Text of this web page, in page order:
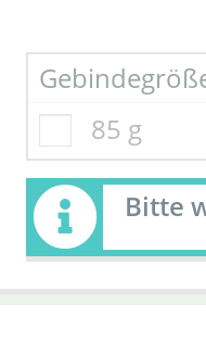
85 g
Bitte